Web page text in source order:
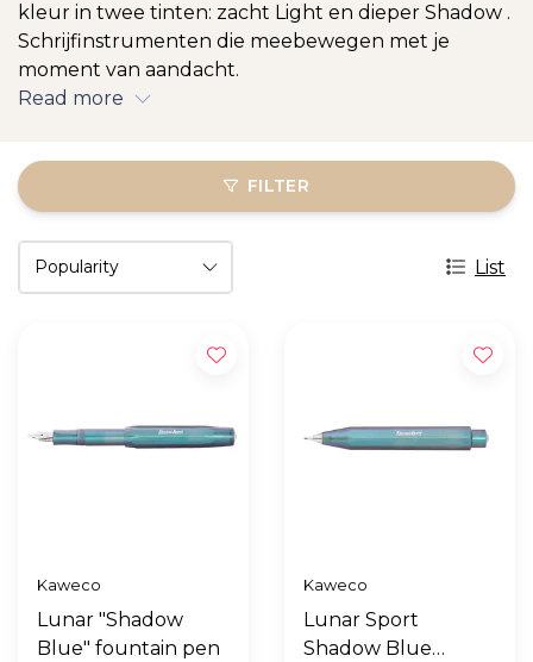
kleur in twee tinten: zacht Light en dieper Shadow .
Schrijfinstrumenten die meebewegen met je
moment van aandacht.
Read more
FILTER
List
Kaweco
Lunar "Shadow
Blue" fountain pen
Kaweco
Lunar Sport
Shadow Blue